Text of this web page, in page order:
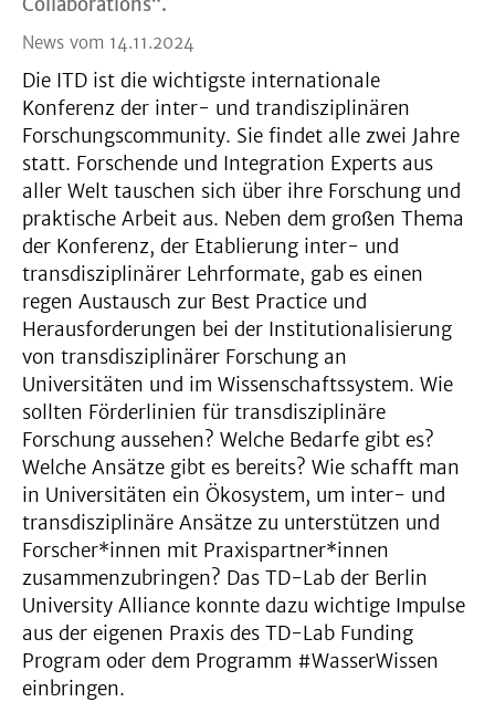
News vom 14.11.2024
Die ITD ist die wichtigste internationale
Konferenz der inter- und trandisziplinären
Forschungscommunity. Sie findet alle zwei Jahre
statt. Forschende und Integration Experts aus
aller Welt tauschen sich über ihre Forschung und
praktische Arbeit aus. Neben dem großen Thema
der Konferenz, der Etablierung inter- und
transdisziplinärer Lehrformate, gab es einen
regen Austausch zur Best Practice und
Herausforderungen bei der Institutionalisierung
von transdisziplinärer Forschung an
Universitäten und im Wissenschaftssystem. Wie
sollten Förderlinien für transdisziplinäre
Forschung aussehen? Welche Bedarfe gibt es?
Welche Ansätze gibt es bereits? Wie schafft man
in Universitäten ein Ökosystem, um inter- und
transdisziplinäre Ansätze zu unterstützen und
Forscher*innen mit Praxispartner*innen
zusammenzubringen? Das TD-Lab der Berlin
University Alliance konnte dazu wichtige Impulse
aus der eigenen Praxis des TD-Lab Funding
Program oder dem Programm #WasserWissen
einbringen.